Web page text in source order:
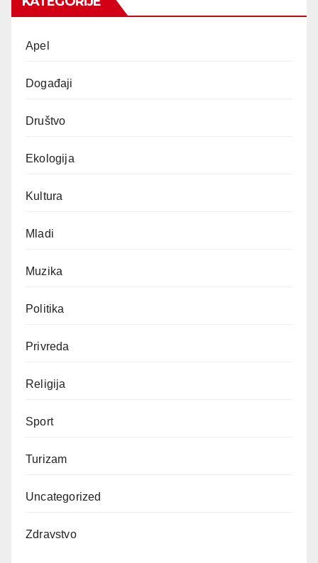
Apel
Događaji
Društvo
Ekologija
Kultura
Mladi
Muzika
Politika
Privreda
Religija
Sport
Turizam
Uncategorized
Zdravstvo